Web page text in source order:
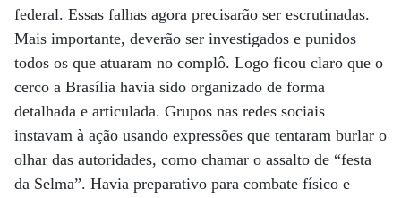
federal. Essas falhas agora precisarão ser escrutinadas.
Mais importante, deverão ser investigados e punidos
todos os que atuaram no complô. Logo ficou claro que o
cerco a Brasília havia sido organizado de forma
detalhada e articulada. Grupos nas redes sociais
instavam à ação usando expressões que tentaram burlar o
olhar das autoridades, como chamar o assalto de “festa
da Selma”. Havia preparativo para combate físico e